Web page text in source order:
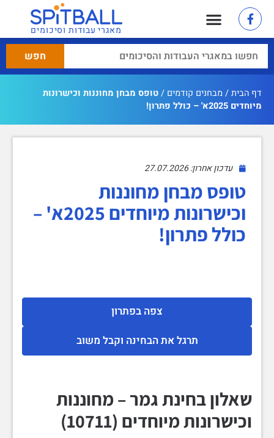
מאגרי עבודות וסיכומים
דף הבית/ מבחנים קודמים /טופס מבחן מחוננות וכישרונות
מיוחדים 2025א' – כולל פתרון!
עדכון אחרון: 27.07.2026
טופס מבחן מחוננות
וכישרונות מיוחדים 2025א' –
כולל פתרון!
צפה בפתרון
תרגל את הבחינה וקבל משוב
שאלון בחינת גמר – מחוננות
וכישרונות מיוחדים (10711)